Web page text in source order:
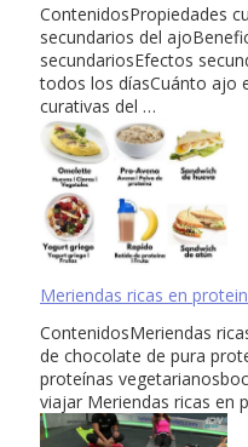
ContenidosPropiedades
secundarios del
secundariosEfectos
todos los díasCuánto ajo
curativas del …
Meriendas ricas en
ContenidosMeriendas
de chocolate de pura
proteínas
viajar Meriendas ricas en